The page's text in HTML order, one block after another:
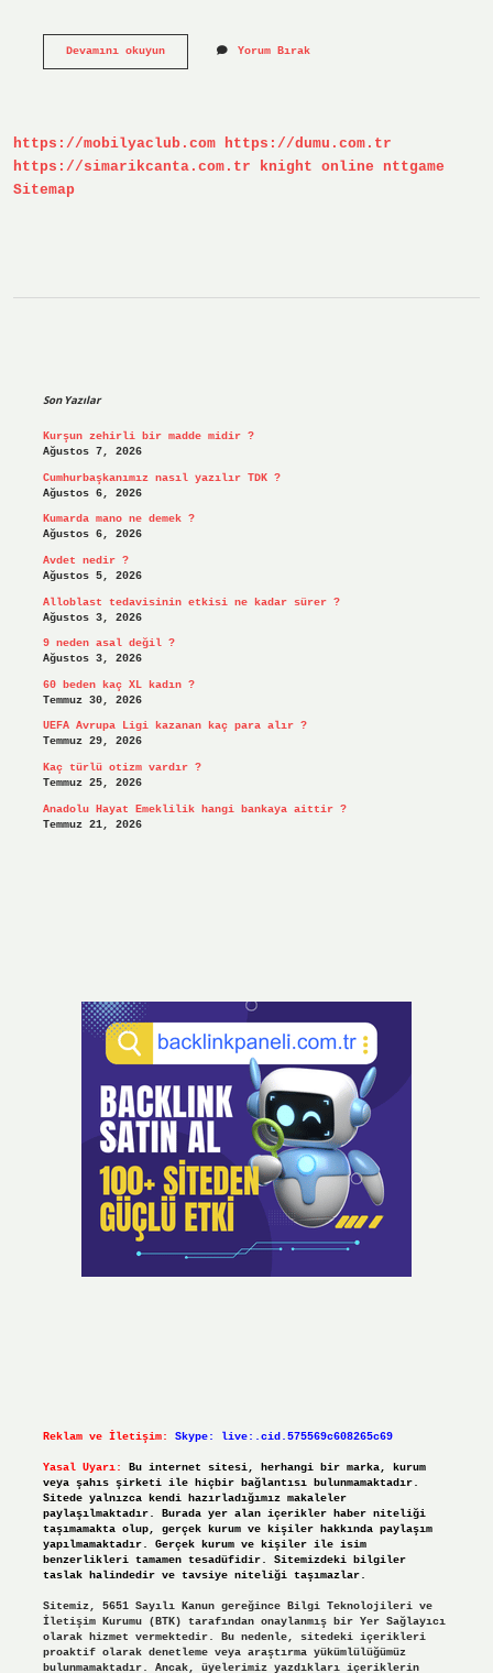
Devamını okuyunServet
Yorum Bırak
https://mobilyaclub.com https://dumu.com.tr
https://simarikcanta.com.tr
knight online
nttgame
Sitemap
Son Yazılar
Kurşun zehirli bir madde midir ?
Ağustos 7, 2026
Cumhurbaşkanımız nasıl yazılır TDK ?
Ağustos 6, 2026
Kumarda mano ne demek ?
Ağustos 6, 2026
Avdet nedir ?
Ağustos 5, 2026
Alloblast tedavisinin etkisi ne kadar sürer ?
Ağustos 3, 2026
9 neden asal değil ?
Ağustos 3, 2026
60 beden kaç XL kadın ?
Temmuz 30, 2026
UEFA Avrupa Ligi kazanan kaç para alır ?
Temmuz 29, 2026
Kaç türlü otizm vardır ?
Temmuz 25, 2026
Anadolu Hayat Emeklilik hangi bankaya aittir ?
Temmuz 21, 2026
Reklam ve İletişim: Skype: live:.cid.575569c608265c69
Yasal Uyarı:
Bu internet sitesi, herhangi bir marka, kurum
veya şahıs şirketi ile hiçbir bağlantısı bulunmamaktadır.
Sitede yalnızca kendi hazırladığımız makaleler
paylaşılmaktadır. Burada yer alan içerikler haber niteliği
taşımamakta olup, gerçek kurum ve kişiler hakkında paylaşım
yapılmamaktadır. Gerçek kurum ve kişiler ile isim
benzerlikleri tamamen tesadüfidir. Sitemizdeki bilgiler
taslak halindedir ve tavsiye niteliği taşımazlar.
Sitemiz, 5651 Sayılı Kanun gereğince Bilgi Teknolojileri ve
İletişim Kurumu (BTK) tarafından onaylanmış bir Yer Sağlayıcı
olarak hizmet vermektedir. Bu nedenle, sitedeki içerikleri
proaktif olarak denetleme veya araştırma yükümlülüğümüz
bulunmamaktadır. Ancak, üyelerimiz yazdıkları içeriklerin